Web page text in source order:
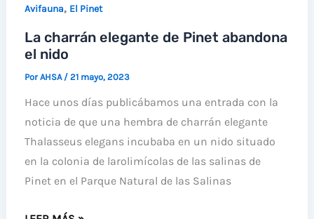
PATINEGROS
ANILLADOS
EN
LAS
EBRO
Avifauna, El Pinet
La charrán elegante de Pinet abandona
el nido
PorAHSA / 21 mayo, 2023
Hace unos días publicábamos una entrada con la
noticia de que una hembra de charrán elegante
Thalasseus elegans incubaba en un nido situado
en la colonia de larolimícolas de las salinas de
Pinet en el Parque Natural de las Salinas